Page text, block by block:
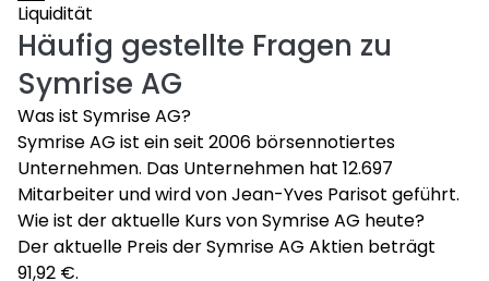
Liquidität
Häufig gestellte Fragen zu
Symrise AG
Was ist Symrise AG?
Symrise AG ist ein seit 2006 börsennotiertes
Unternehmen. Das Unternehmen hat 12.697
Mitarbeiter und wird von Jean-Yves Parisot geführt.
Wie ist der aktuelle Kurs von Symrise AG heute?
Der aktuelle Preis der Symrise AG Aktien beträgt
91,92 €.